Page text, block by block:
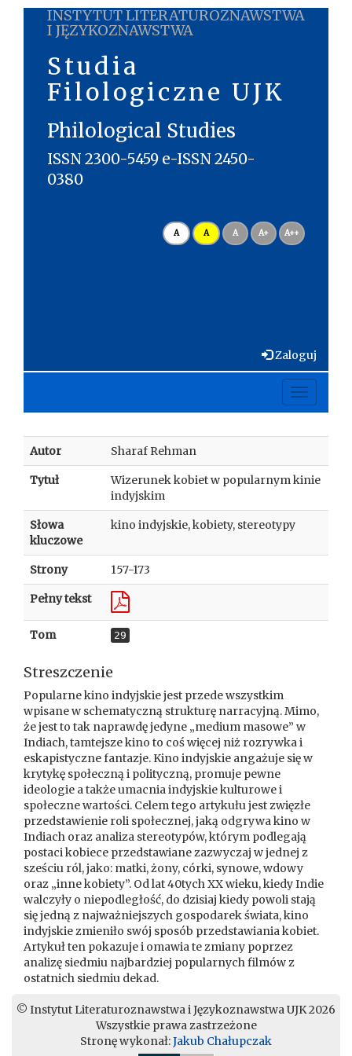
INSTYTUT LITERATUROZNAWSTWA
I JĘZYKOZNAWSTWA
Studia
Filologiczne UJK
Philological Studies
ISSN 2300-5459 e-ISSN 2450-
0380
A A A A+ A++
Zaloguj
Toggle
Autor Sharaf Rehman
Tytuł
Wizerunek kobiet w popularnym kinie
indyjskim
Słowa
kluczowe
kino indyjskie, kobiety, stereotypy
Strony 157-173
Pełny tekst
Tom 29
Streszczenie
Popularne kino indyjskie jest przede wszystkim
wpisane w schematyczną strukturę narracyjną. Mimo,
że jest to tak naprawdę jedyne „medium masowe” w
Indiach, tamtejsze kino to coś więcej niż rozrywka i
eskapistyczne fantazje. Kino indyjskie angażuje się w
krytykę społeczną i polityczną, promuje pewne
ideologie a także umacnia indyjskie kulturowe i
społeczne wartości. Celem tego artykułu jest zwięzłe
przedstawienie roli społecznej, jaką odgrywa kino w
Indiach oraz analiza stereotypów, którym podlegają
postaci kobiece przedstawiane zazwyczaj w jednej z
sześciu ról, jako: matki, żony, córki, synowe, wdowy
oraz „inne kobiety”. Od lat 40tych XX wieku, kiedy Indie
walczyły o niepodległość, do dzisiaj kiedy powoli stają
się jedną z najważniejszych gospodarek świata, kino
indyjskie zmieniło swój sposób przedstawiania kobiet.
Artykuł ten pokazuje i omawia te zmiany poprzez
analizę siedmiu najbardziej popularnych filmów z
ostatnich siedmiu dekad.
© Instytut Literaturoznawstwa i Językoznawstwa UJK 2026
Wszystkie prawa zastrzeżone
Stronę wykonał:Jakub Chałupczak